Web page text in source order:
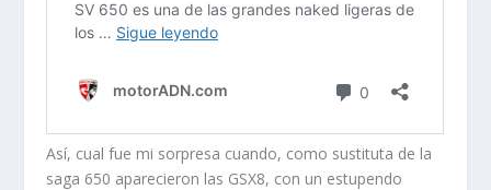
Así, cual fue mi sorpresa cuando, como sustituta de la
saga 650 aparecieron las GSX8, con un estupendo